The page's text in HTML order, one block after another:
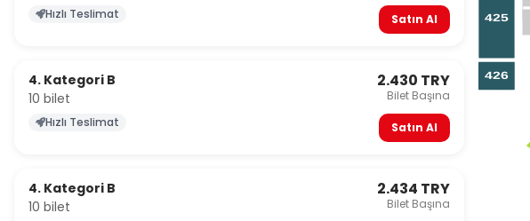
Hızlı Teslimat
Satın Al
4. Kategori B
10 bilet
2.430 TRY
Bilet Başına
Hızlı Teslimat
Satın Al
4. Kategori B
10 bilet
2.434 TRY
Bilet Başına
426
425